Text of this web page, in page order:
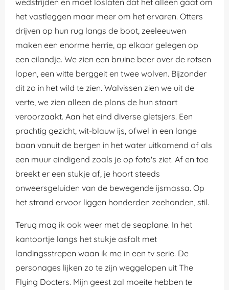
het vastleggen maar meer om het ervaren. Otters
drijven op hun rug langs de boot, zeeleeuwen
maken een enorme herrie, op elkaar gelegen op
een eilandje. We zien een bruine beer over de rotsen
lopen, een witte berggeit en twee wolven. Bijzonder
dit zo in het wild te zien. Walvissen zien we uit de
verte, we zien alleen de plons de hun staart
veroorzaakt. Aan het eind diverse gletsjers. Een
prachtig gezicht, wit-blauw ijs, ofwel in een lange
baan vanuit de bergen in het water uitkomend of als
een muur eindigend zoals je op foto's ziet. Af en toe
breekt er een stukje af, je hoort steeds
onweersgeluiden van de bewegende ijsmassa. Op
het strand ervoor liggen honderden zeehonden, stil.
Terug mag ik ook weer met de seaplane. In het
kantoortje langs het stukje asfalt met
landingsstrepen waan ik me in een tv serie. De
personages lijken zo te zijn weggelopen uit The
Flying Docters. Mijn geest zal moeite hebben te